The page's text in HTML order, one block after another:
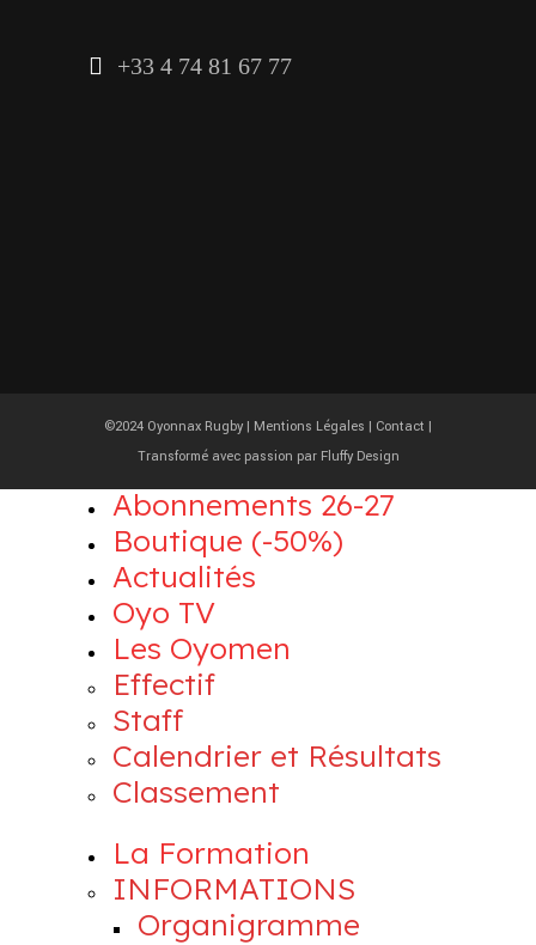
+33 4 74 81 67 77
©2024 Oyonnax Rugby | Mentions Légales | Contact |
Transformé avec passion par Fluffy Design
Abonnements 26-27
Boutique (-50%)
Actualités
Oyo TV
Les Oyomen
Effectif
Staff
Calendrier et Résultats
Classement
La Formation
INFORMATIONS
Organigramme